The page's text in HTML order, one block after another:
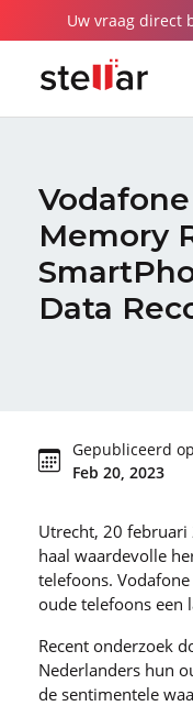
Uw vraag direct
Memory
Data
Gepubliceerd op
Feb 20, 2023
Utrecht, 20 februari
haal waardevolle
telefoons.
oude telefoons een
Recent onderzoek
Nederlanders hun
de sentimentele